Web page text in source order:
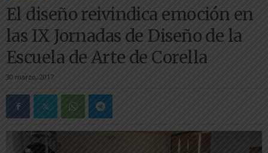
El diseño reivindica emoción en
las IX Jornadas de Diseño de la
Escuela de Arte de Corella
30 marzo, 2017